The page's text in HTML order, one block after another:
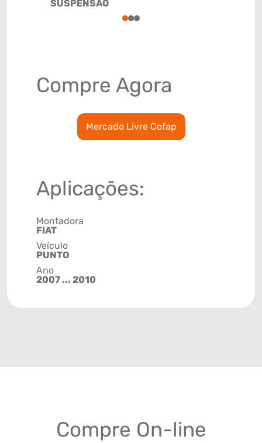
SUSPENSÃO
123
Compre Agora
Mercado Livre Cofap
Aplicações:
Montadora
FIAT
Veículo
PUNTO
Ano
2007 ... 2010
Compre On-line